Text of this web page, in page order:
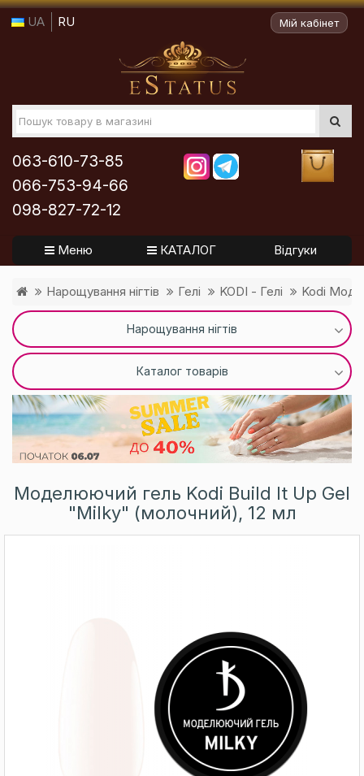
UA RU Мій кабінет
063-610-73-85
066-753-94-66
098-827-72-12
Меню КАТАЛОГ Відгуки
Нарощування нігтів Гелі KODI - Гелі Kodi
Нарощування нігтів
Каталог товарів
Моделюючий гель Kodi Build It Up Gel
"Milky" (молочний), 12 мл